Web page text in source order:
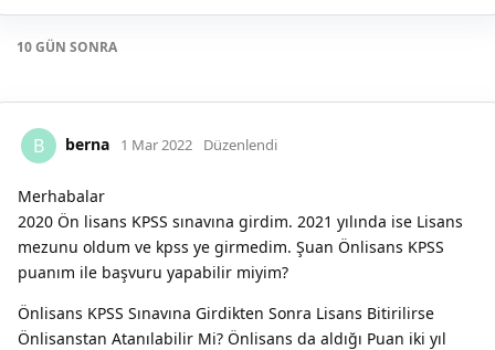
10 GÜN SONRA
B berna 1 Mar 2022 Düzenlendi
Merhabalar
2020 Ön lisans KPSS sınavına girdim. 2021 yılında ise Lisans
mezunu oldum ve kpss ye girmedim. Şuan Önlisans KPSS
puanım ile başvuru yapabilir miyim?
Önlisans KPSS Sınavına Girdikten Sonra Lisans Bitirilirse
Önlisanstan Atanılabilir Mi? Önlisans da aldığı Puan iki yıl